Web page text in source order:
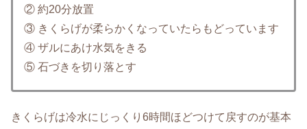
② 約20分放置
③ きくらげが柔らかくなっていたらもどっています
④ ザルにあけ水気をきる
⑤ 石づきを切り落とす
きくらげは冷水にじっくり6時間ほどつけて戻すのが基本